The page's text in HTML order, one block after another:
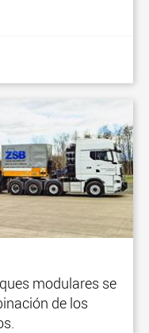
modulares se
de los